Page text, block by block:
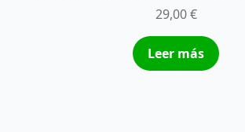
29,00€
Leer más